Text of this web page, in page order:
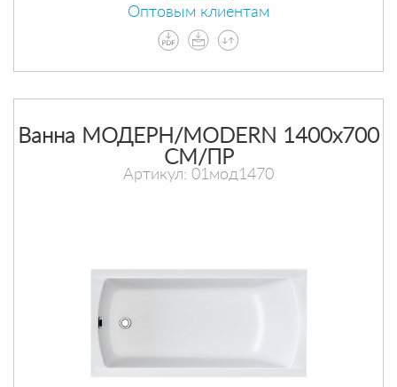
Оптовым клиентам
Ванна МОДЕРН/MODERN 1400х700
СМ/ПР
Артикул: 01мод1470